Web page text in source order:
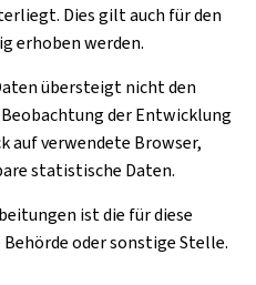
Dies gilt auch für den
erhoben werden.
übersteigt nicht den
der Entwicklung
auf verwendete Browser,
statistische Daten.
ist die für diese
oder sonstige Stelle.